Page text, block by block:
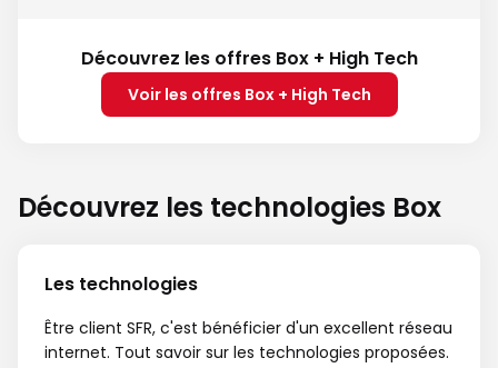
Découvrez les offres Box + High Tech
Voir les offres Box + High Tech
Découvrez les technologies Box
Les technologies
Être client SFR, c'est bénéficier d'un excellent réseau
internet. Tout savoir sur les technologies proposées.